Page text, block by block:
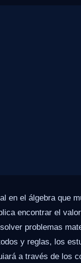
en el álgebra que
encontrar el
problemas
y reglas, los
a través de los